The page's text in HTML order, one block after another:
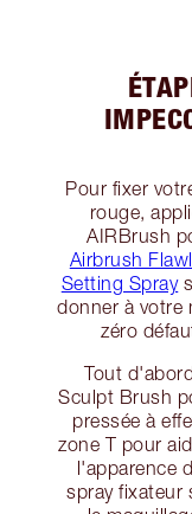
Pour fixer
rouge,
AIRBrush
Airbrush
Setting Spray
donner à votre
zéro
Tout
Sculpt Brush
pressée à
zone T pour
l'apparence
spray fixateur